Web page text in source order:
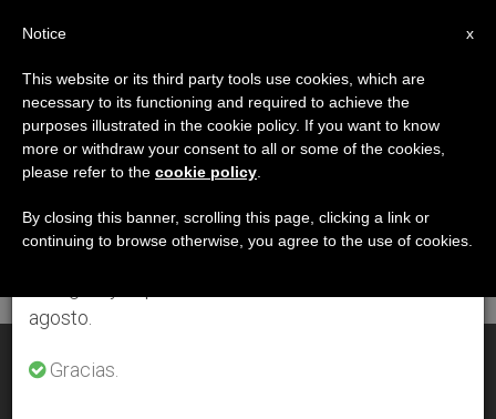
DÍA
Noviembre 29th, 2012
ÚLTIMAS NOTICIAS
×
Aviso importante
Del 27 de julio al 7 de agosto haremos la pausa
anual, aprovechando que en el periodo de verano
se generan menos informaciones y también el
agosto.
Gracias.
x
Notice
This website or its third party tools use cookies, which are
necessary to its functioning and required to achieve the
purposes illustrated in the cookie policy. If you want to know
more or withdraw your consent to all or some of the cookies,
please refer to the cookie policy
By closing this banner, scrolling this page, clicking a link or
continuing to browse otherwise, you agree to the use of cookies.